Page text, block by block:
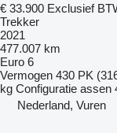
€ 33.900 Exclusief
Trekker
2021
477.007 km
Euro 6
Vermogen 430 PK
kg Configuratie assen
Nederland, Vuren